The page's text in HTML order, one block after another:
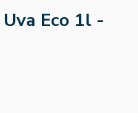
Eco 1l -